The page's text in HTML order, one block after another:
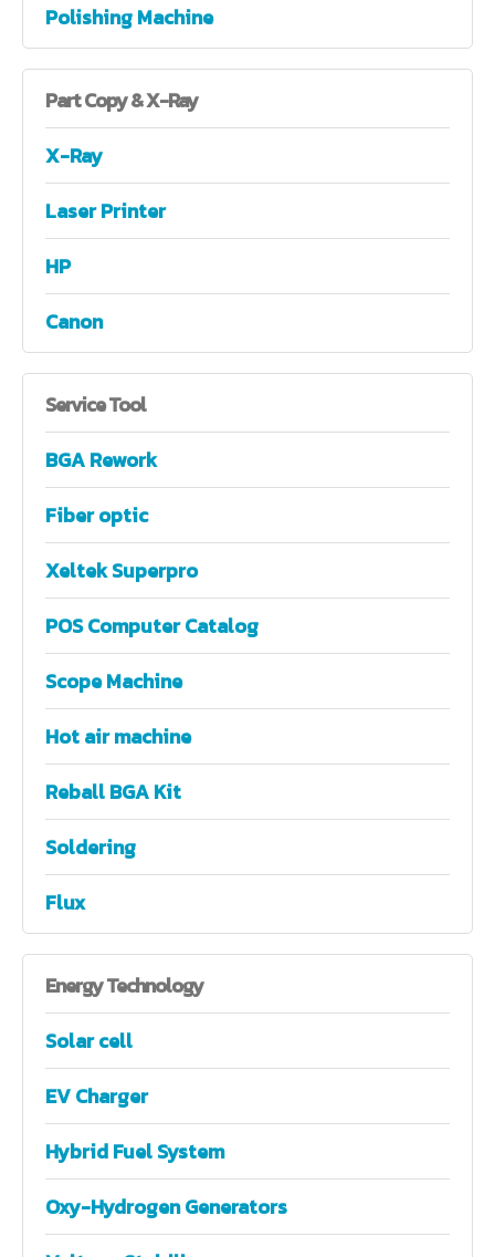
Polishing Machine
PartCopy & X-Ray
X-Ray
Laser Printer
HP
Canon
ServiceTool
BGA Rework
Fiber optic
Xeltek Superpro
POS Computer Catalog
Scope Machine
Hot air machine
Reball BGA Kit
Soldering
Flux
EnergyTechnology
Solar cell
EV Charger
Hybrid Fuel System
Oxy-Hydrogen Generators